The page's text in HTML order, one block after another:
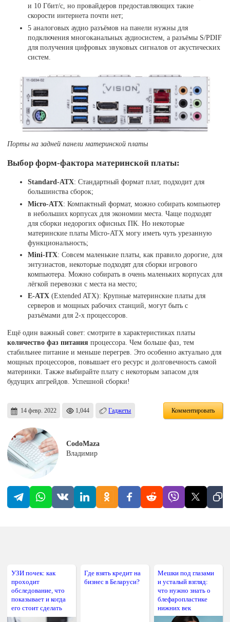
и 10 Гбит/с, но провайдеров предоставляющих такие
скорости интернета почти нет;
5 аналоговых аудио разъёмов на панели нужны для
подключения многоканальных аудиосистем, а разъёмы S/PDIF
для получения цифровых звуковых сигналов от акустических
систем.
Порты на задней панели материнской платы
Выбор форм-фактора материнской платы:
Standard-ATX: Стандартный формат плат, подходит для
большинства сборок;
Micro-ATX: Компактный формат, можно собирать компьютер
в небольших корпусах для экономии места. Чаще подходят
для сборки недорогих офисных ПК. Но некоторые
материнские платы Micro-ATX могу иметь чуть урезанную
функциональность;
Mini-ITX: Совсем маленькие платы, как правило дорогие, для
энтузиастов, некоторые подходят для сборки игрового
компьютера. Можно собирать в очень маленьких корпусах для
лёгкой перевозки с места на место;
E-ATX (Extended ATX): Крупные материнские платы для
серверов и мощных рабочих станций, могут быть с
разъёмами для 2-х процессоров.
Ещё один важный совет: смотрите в характеристиках платы
количество фаз питания процессора. Чем больше фаз, тем
стабильнее питание и меньше перегрев. Это особенно актуально для
мощных процессоров, повышает его ресурс и долговечность самой
материнки. Также выбирайте плату с некоторым запасом для
будущих апгрейдов. Успешной сборки!
14 февр. 2022 1,044 Гаджеты Комментировать
CodoMaza
Владимир
УЗИ почек: как
проходит
обследование, что
показывает и когда
его стоит сделать
Где взять кредит на
бизнес в Беларуси?
Мешки под глазами
и усталый взгляд:
что нужно знать о
блефаропластике
нижних век